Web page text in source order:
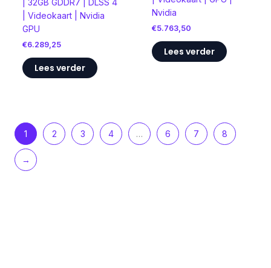
| 32GB GDDR7 | DLSS 4
| Videokaart | Nvidia
GPU
€6.289,25
Lees verder
Nvidia
€5.763,50
Lees verder
1 2 3 4 … 6 7 8
→